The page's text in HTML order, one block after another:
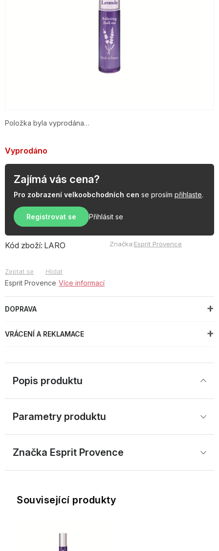
Esprit Provence Více informací
Položka byla vyprodána…
Vyprodáno
Zajímá vás cena?
Pro zobrazení velkoobchodních cen se prosím přihlaste.
Registrovat se Přihlásit se
Kód zboží: LARO Značka:Esprit Provence
Zeptat se Hlídat
DOPRAVA
VRÁCENÍ A REKLAMACE
Popis produktu
Parametry produktu
Značka Esprit Provence
Související produkty